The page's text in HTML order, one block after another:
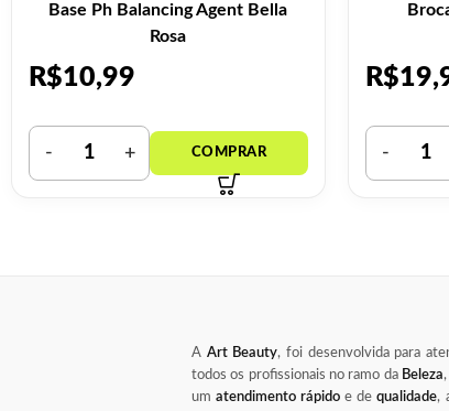
Base Ph Balancing Agent Bella
Rosa
R$10,99 R$
A Art Beauty, foi desenvolvida para
todos os profissionais no ramo da Beleza
um atendimento rápido e dequalidade,